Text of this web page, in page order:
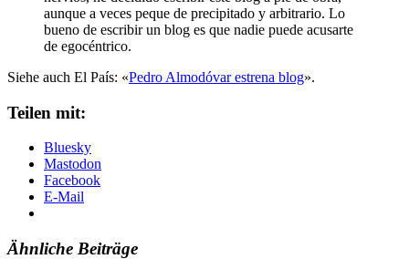
aunque a veces peque de precipitado y arbitrario. Lo
bueno de escribir un blog es que nadie puede acusarte
de egocéntrico.
Siehe auch El País: «Pedro Almodóvar estrena blog».
Teilen mit:
Bluesky
Mastodon
Facebook
E-Mail
Ähnliche Beiträge